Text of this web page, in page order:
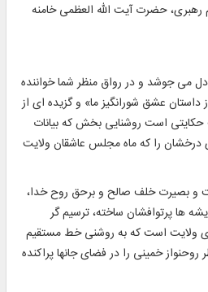
حضرت آيت الله العظمى خامنه‏
مى‏ جوشد و در رواق منظر شما خواننده
عشق شورانگيز ما» و گزيده‏ اى از
حكايتى است روشنايى ‏بخش كه بيانات
‏اى درخشان را كه ماه مجلس عاشقان ولايت
و بصيرت خلف صالح و برحق روح خدا،
ها پرتوافشان ساخته، ترسيم‏ گر
ولايت است كه به ‏روشنى خط مستقيم
روح‏نواز خمينى را در فضاى جان‏ها پراكنده